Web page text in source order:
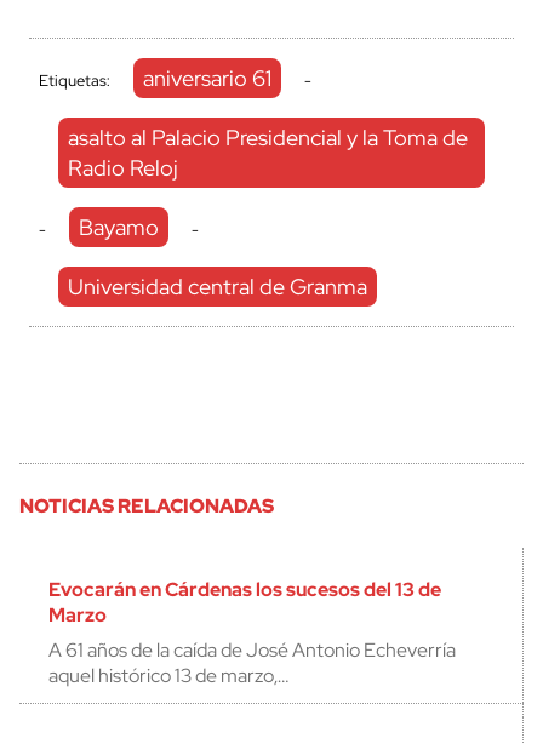
Etiquetas: aniversario 61 -
asalto al Palacio Presidencial y la Toma de
Radio Reloj
- Bayamo -
Universidad central de Granma
NOTICIAS RELACIONADAS
Evocarán en Cárdenas los sucesos del 13 de
Marzo
A 61 años de la caída de José Antonio Echeverría
aquel histórico 13 de marzo,…